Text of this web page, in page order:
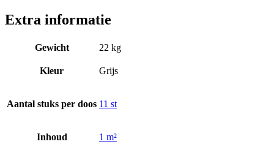
Extra informatie
Gewicht 22 kg
Kleur Grijs
Aantal stuks per doos 11 st
Inhoud 1 m²